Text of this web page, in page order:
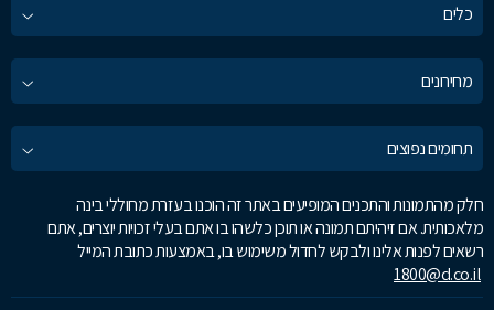
כלים
מחירונים
תחומים נפוצים
חלק מהתמונות והתכנים המופיעים באתר זה הוכנו בעזרת מחוללי בינה
מלאכותית. אם זיהיתם תמונה או תוכן כלשהו בו אתם בעלי זכויות יוצרים, אתם
רשאים לפנות אלינו ולבקש לחדול משימוש בו, באמצעות כתובת המייל
1800@d.co.il